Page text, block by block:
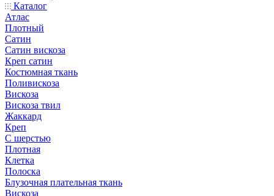
Каталог
Атлас
Плотный
Сатин
Сатин вискоза
Креп сатин
Костюмная ткань
Поливискоза
Вискоза
Вискоза твил
Жаккард
Креп
С шерстью
Плотная
Клетка
Полоска
Блузочная плательная ткань
Вискоза